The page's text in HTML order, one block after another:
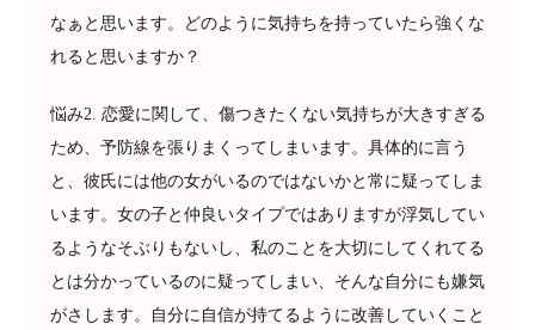
なぁと思います。どのように気持ちを持っていたら強くな
れると思いますか？
悩み2. 恋愛に関して、傷つきたくない気持ちが大きすぎる
ため、予防線を張りまくってしまいます。具体的に言う
と、彼氏には他の女がいるのではないかと常に疑ってしま
います。女の子と仲良いタイプではありますが浮気してい
るようなそぶりもないし、私のことを大切にしてくれてる
とは分かっているのに疑ってしまい、そんな自分にも嫌気
がさします。自分に自信が持てるように改善していくこと